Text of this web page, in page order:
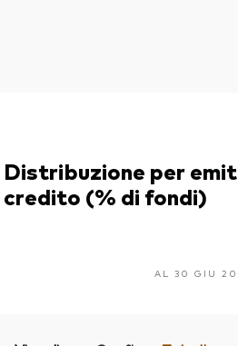
Distribuzione per
credito (% di fondi)
AL 30 GIU